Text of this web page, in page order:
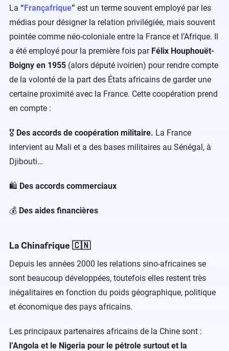
La “Françafrique” est un terme souvent employé par les
médias pour désigner la relation privilégiée, mais souvent
pointée comme néo-coloniale entre la France et l’Afrique. Il
a été employé pour la première fois par Félix Houphouët-
Boigny en 1955 (alors député ivoirien) pour rendre compte
de la volonté de la part des États africains de garder une
certaine proximité avec la France. Cette coopération prend
en compte :
🎖 Des accords de coopération militaire. La France
intervient au Mali et a des bases militaires au Sénégal, à
Djibouti…
🛍 Des accords commerciaux
💰 Des aides financières
La Chinafrique 🇨🇳
Depuis les années 2000 les relations sino-africaines se
sont beaucoup développées, toutefois elles restent très
inégalitaires en fonction du poids géographique, politique
et économique des pays africains.
Les principaux partenaires africains de la Chine sont :
l’Angola et le Nigeria pour le pétrole surtout et la